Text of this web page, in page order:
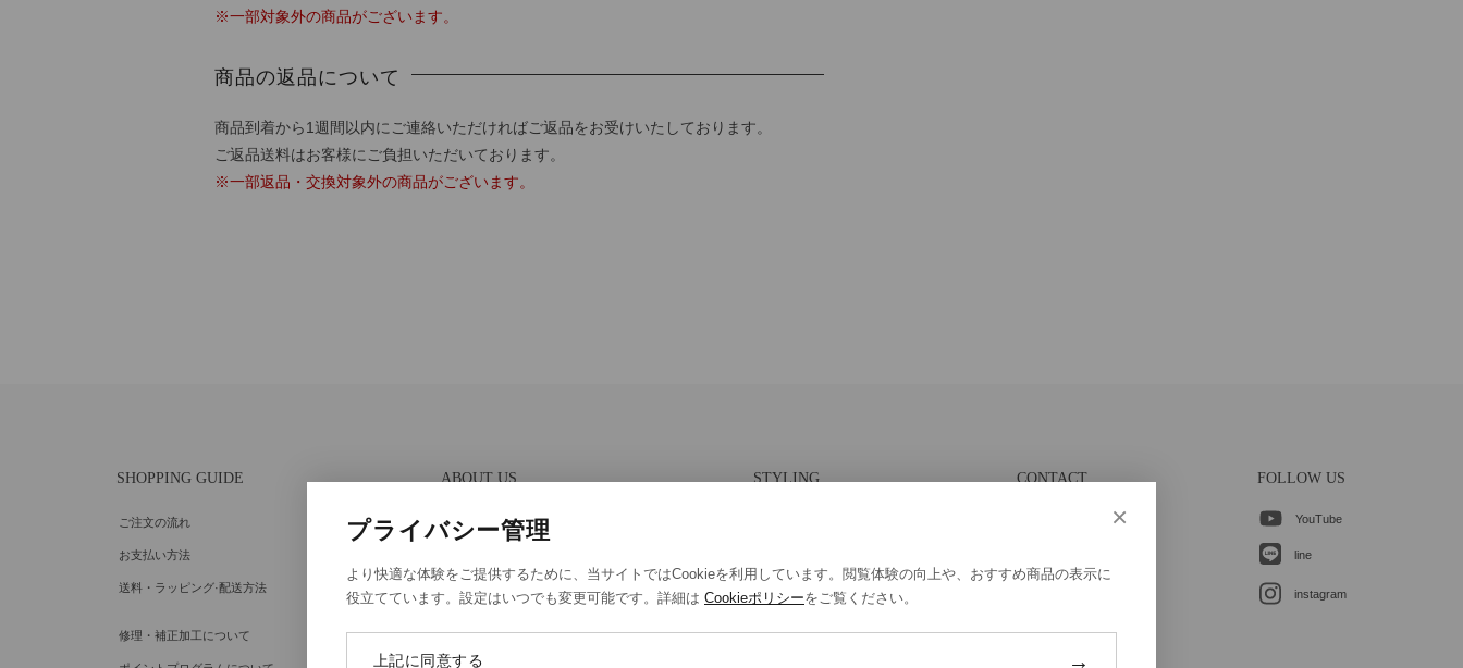
※一部対象外の商品がございます。
商品の返品について
商品到着から1週間以内にご連絡いただければご返品をお受けいたしております。
ご返品送料はお客様にご負担いただいております。
※一部返品・交換対象外の商品がございます。
SHOPPING GUIDE
ご注文の流れ
お支払い方法
送料・ラッピング·配送方法
修理・補正加工について
ABOUT US
個人情報保護方針
STYLING CONTACT FOLLOW US
YouTube
line
instagram
×
プライバシー管理
より快適な体験をご提供するために、当サイトではCookieを利用しています。閲覧体験の向上や、おすすめ商品の表示に
役立てています。設定はいつでも変更可能です。詳細は Cookieポリシーをご覧ください。
上記に同意する →